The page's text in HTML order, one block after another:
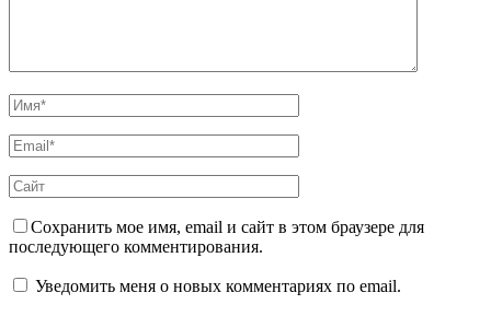
Сохранить мое имя, email и сайт в этом браузере для
последующего комментирования.
Уведомить меня о новых комментариях по email.